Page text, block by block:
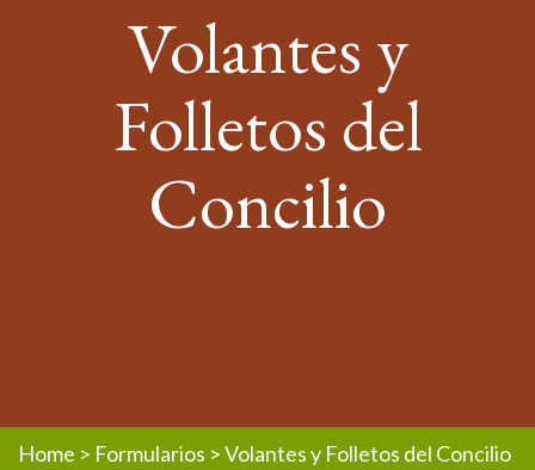
Volantes y
Folletos del
Concilio
Home > Formularios >Volantes y Folletos del Concilio